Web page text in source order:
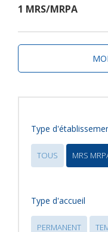
1 MRS/MRPA
Type
TOUS MRS
Type d'accueil
PERMANENT